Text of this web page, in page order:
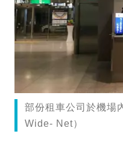
部份租車公司於機場
Wide- Net）